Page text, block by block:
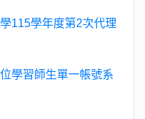
115學年度第2次代理
學習師生單一帳號系